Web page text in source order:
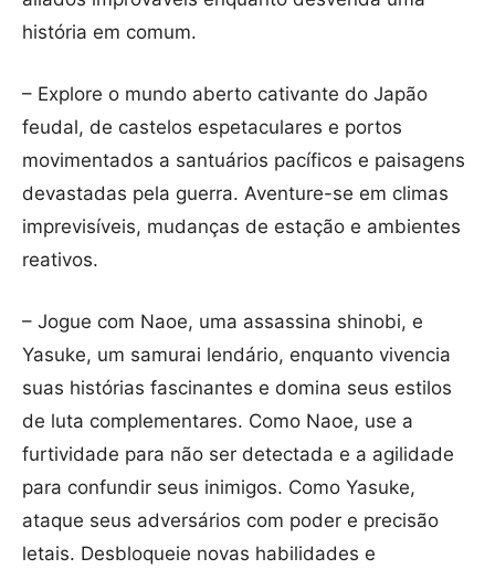
história em comum.
– Explore o mundo aberto cativante do Japão
feudal, de castelos espetaculares e portos
movimentados a santuários pacíficos e paisagens
devastadas pela guerra. Aventure-se em climas
imprevisíveis, mudanças de estação e ambientes
reativos.
– Jogue com Naoe, uma assassina shinobi, e
Yasuke, um samurai lendário, enquanto vivencia
suas histórias fascinantes e domina seus estilos
de luta complementares. Como Naoe, use a
furtividade para não ser detectada e a agilidade
para confundir seus inimigos. Como Yasuke,
ataque seus adversários com poder e precisão
letais. Desbloqueie novas habilidades e